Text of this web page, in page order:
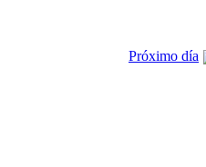
Próximo día